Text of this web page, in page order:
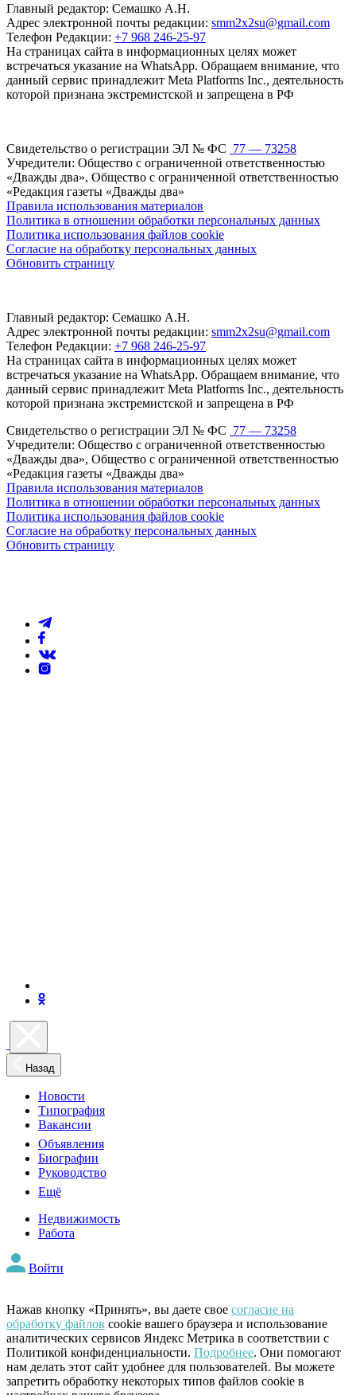
Главный редактор: Семашко А.Н.
Адрес электронной почты редакции: smm2x2su@gmail.com
Телефон Редакции: +7 968 246-25-97
На страницах сайта в информационных целях может
встречаться указание на WhatsApp. Обращаем внимание, что
данный сервис принадлежит Meta Platforms Inc., деятельность
которой признана экстремистской и запрещена в РФ
Свидетельство о регистрации ЭЛ № ФС 77 — 73258
Учредители: Общество с ограниченной ответственностью
«Дважды два», Общество с ограниченной ответственностью
«Редакция газеты «Дважды два»
Правила использования материалов
Политика в отношении обработки персональных данных
Политика использования файлов cookie
Согласие на обработку персональных данных
Обновить страницу
Главный редактор: Семашко А.Н.
Адрес электронной почты редакции: smm2x2su@gmail.com
Телефон Редакции: +7 968 246-25-97
На страницах сайта в информационных целях может
встречаться указание на WhatsApp. Обращаем внимание, что
данный сервис принадлежит Meta Platforms Inc., деятельность
которой признана экстремистской и запрещена в РФ
Свидетельство о регистрации ЭЛ № ФС 77 — 73258
Учредители: Общество с ограниченной ответственностью
«Дважды два», Общество с ограниченной ответственностью
«Редакция газеты «Дважды два»
Правила использования материалов
Политика в отношении обработки персональных данных
Политика использования файлов cookie
Согласие на обработку персональных данных
Обновить страницу
Назад
Новости
Типография
Вакансии
Объявления
Биографии
Руководство
Ещё
Недвижимость
Работа
Войти
Нажав кнопку «Принять», вы даете свое согласие на
обработку файлов cookie вашего браузера и использование
аналитических сервисов Яндекс Метрика в соответствии с
Политикой конфиденциальности. Подробнее. Они помогают
нам делать этот сайт удобнее для пользователей. Вы можете
запретить обработку некоторых типов файлов cookie в